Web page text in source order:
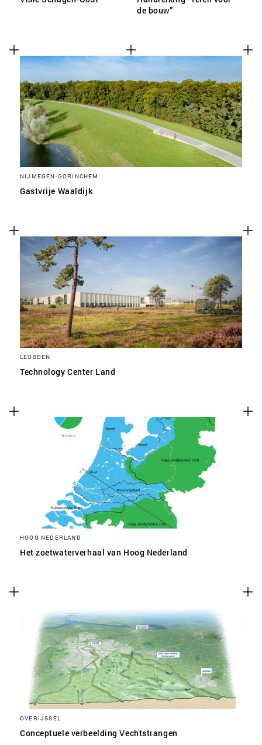
de bouw”
NIJMEGEN-GORINCHEM
Gastvrije Waaldijk
LEUSDEN
Technology Center Land
HOOG NEDERLAND
Het zoetwaterverhaal van Hoog Nederland
OVERIJSSEL
Conceptuele verbeelding Vechtstrangen